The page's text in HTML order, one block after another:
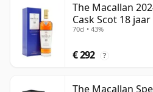
The Macallan
Cask Scot 18
70cl • 43%
€ 292 ?
The Macallan